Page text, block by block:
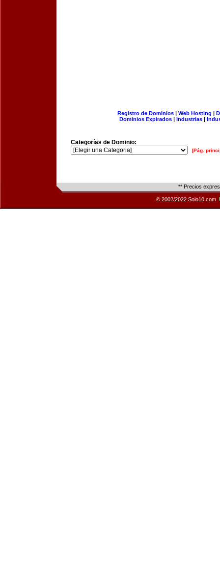
Registro de Dominios| Web Hosting |
Dominios Expirados | Industrias |
Categorías de Dominio:
[Pág.
** Precios
© 2002/2022 Solo10.com